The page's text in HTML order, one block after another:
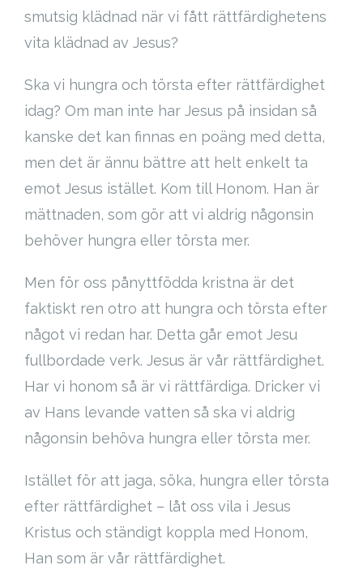
smutsig klädnad när vi fått rättfärdighetens
vita klädnad av Jesus?
Ska vi hungra och törsta efter rättfärdighet
idag? Om man inte har Jesus på insidan så
kanske det kan finnas en poäng med detta,
men det är ännu bättre att helt enkelt ta
emot Jesus istället. Kom till Honom. Han är
mättnaden, som gör att vi aldrig någonsin
behöver hungra eller törsta mer.
Men för oss pånyttfödda kristna är det
faktiskt ren otro att hungra och törsta efter
något vi redan har. Detta går emot Jesu
fullbordade verk. Jesus är vår rättfärdighet.
Har vi honom så är vi rättfärdiga. Dricker vi
av Hans levande vatten så ska vi aldrig
någonsin behöva hungra eller törsta mer.
Istället för att jaga, söka, hungra eller törsta
efter rättfärdighet – låt oss vila i Jesus
Kristus och ständigt koppla med Honom,
Han som är vår rättfärdighet.